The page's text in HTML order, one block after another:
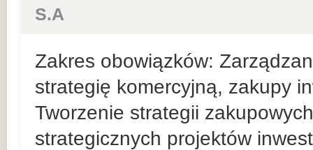
S.A
Zakres obowiązków:
strategię komercyjną, zakupy
Tworzenie strategii
strategicznych projektów